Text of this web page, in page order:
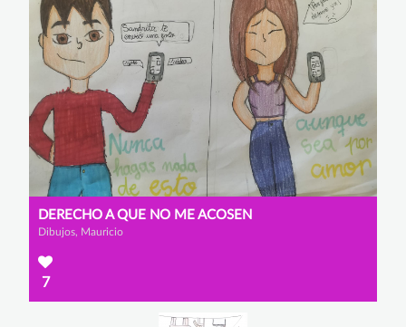
DERECHO A QUE NO ME ACOSEN
Dibujos, Mauricio
7